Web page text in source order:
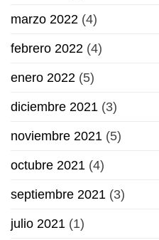
marzo 2022 (4)
febrero 2022 (4)
enero 2022 (5)
diciembre 2021 (3)
noviembre 2021 (5)
octubre 2021 (4)
septiembre 2021 (3)
julio 2021 (1)